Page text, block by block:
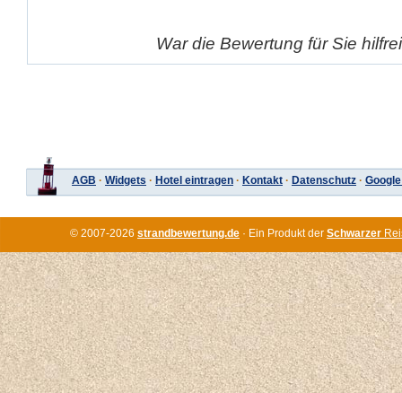
War die Bewertung für Sie
AGB · Widgets · Hotel eintragen · Kontakt · Datenschutz ·
© 2007-2026 strandbewertung.de · Ein Produkt der Schwarzer